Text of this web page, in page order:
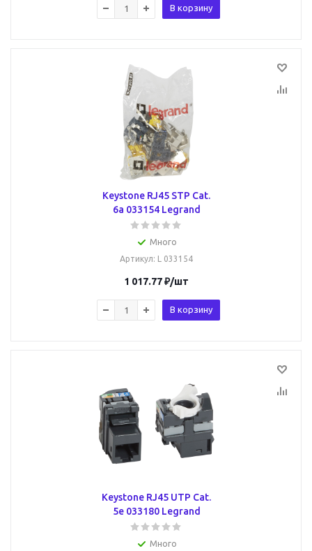
В корзину
Keystone RJ45 STP Cat.
6a 033154 Legrand
Много
Артикул: L 033154
1 017.77₽/шт
В корзину
Keystone RJ45 UTP Cat.
5e 033180 Legrand
Много